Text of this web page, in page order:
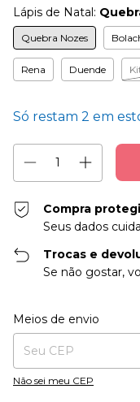
Lápis de Natal:
Quebra Nozes
Rena Duende
Só restam 2 em
Compra
Seus dados
Trocas e
Se não gostar,
Entregas para o CEP:
Meios de envio
Não sei meu CEP